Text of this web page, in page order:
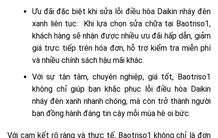
Ưu đãi đặc biệt khi sửa lỗi điều hòa Daikin nháy đèn
xanh liên tục: Khi lựa chọn sửa chữa tại Baotriso1,
khách hàng sẽ nhận được nhiều ưu đãi hấp dẫn, giảm
giá trực tiếp trên hóa đơn, hỗ trợ kiểm tra miễn phí
và nhiều chính sách hậu mãi khác.
Với sự tận tâm, chuyên nghiệp, giá tốt, Baotriso1
không chỉ giúp bạn khắc phục lỗi điều hòa Daikin
nháy đèn xanh nhanh chóng, mà còn trở thành người
bạn đồng hành đáng tin cậy mỗi mùa hè oi bức.
Với cam kết rõ ràng và thực tế, Baotriso1 không chỉ là đơn